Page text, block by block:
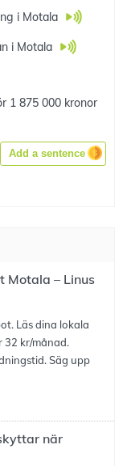
i Motala
i Motala
1 875 000 kronor
Add a sentence
Motala – Linus
Läs dina lokala
32 kr/månad.
Säg upp
när